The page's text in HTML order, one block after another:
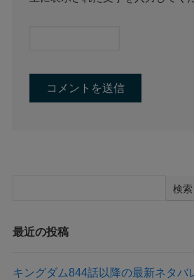
検索
最近の投稿
キングダム844話以降の最新ネタバ